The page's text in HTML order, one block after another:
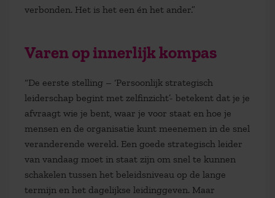
verbonden. Het is het een én het ander.”
Varen op innerlijk kompas
“De eerste stelling – ‘Persoonlijk strategisch
leiderschap begint met zelfinzicht’- betekent dat je je
afvraagt wie je bent, waar je voor staat en hoe je
mensen en de organisatie kunt meenemen in de snel
veranderende wereld. Een goede strategisch leider
van vandaag moet in staat zijn om snel te kunnen
schakelen tussen het beleidsniveau op de lange
termijn en het dagelijkse leidinggeven. Maar